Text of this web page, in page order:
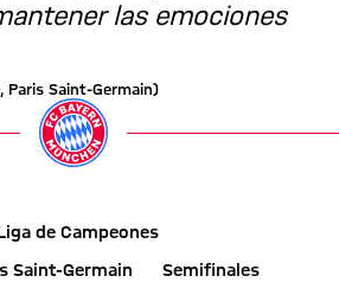
las emociones
Paris Saint-Germain)
de Campeones
Saint-Germain Semifinales